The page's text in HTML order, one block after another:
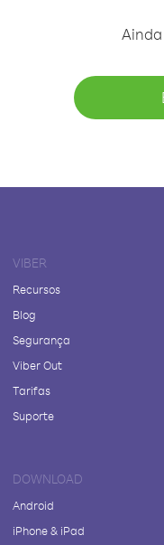
VIBER
Recursos
Blog
Segurança
Viber Out
Tarifas
Suporte
DOWNLOAD
Android
iPhone & iPad